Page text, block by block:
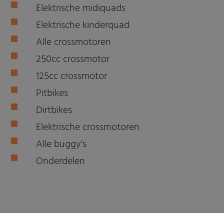
Elektrische midiquads
Elektrische kinderquad
Alle crossmotoren
250cc crossmotor
125cc crossmotor
Pitbikes
Dirtbikes
Elektrische crossmotoren
Alle buggy's
Onderdelen